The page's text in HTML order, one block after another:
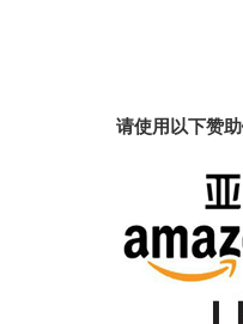
请使用以下赞